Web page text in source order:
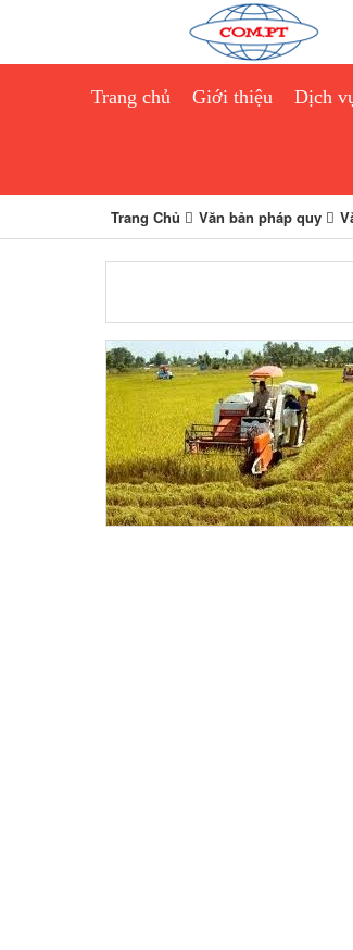
Trang chủ Giới thiệu Dịch
Trang Chủ Văn bản pháp quy